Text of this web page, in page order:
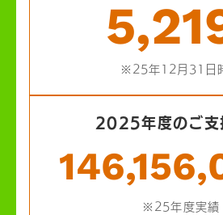
※25年12月31日
2025年度のご支
※25年度実績